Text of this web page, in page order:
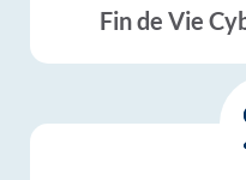
Fin de Vie